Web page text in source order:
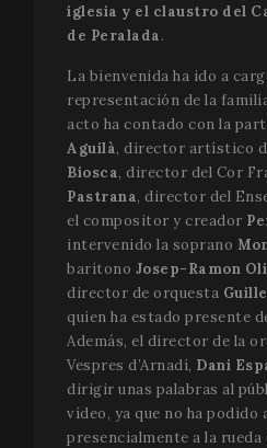
iglesia y el claustro del
de Peralada.
La bienvenida ha ido a
representación de la
acto ha contado con la
Aguilà, director artístico
Biosca, director del Cor
Pastrana, director del
el compositor y creador
intervenido la soprano
barítono Josep-Ramon
director de orquesta
quien ha estado presente
Además, el director de la
Vespres d’Arnadí, Dani
dirigir unas palabras al
vídeo, ya que no ha
presencialmente a la rueda